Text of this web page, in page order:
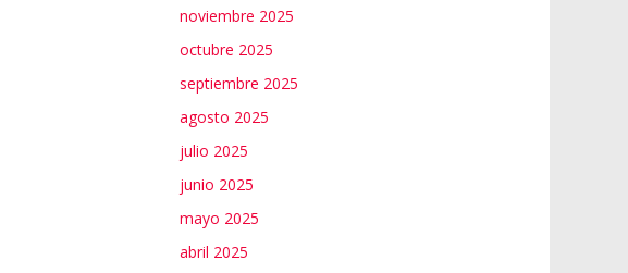
noviembre 2025
octubre 2025
septiembre 2025
agosto 2025
julio 2025
junio 2025
mayo 2025
abril 2025